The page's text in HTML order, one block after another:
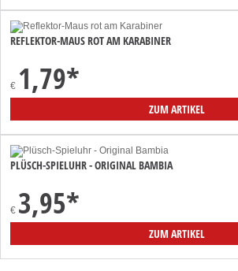
REFLEKTOR-MAUS ROT AM KARABINER
€ 1,79*
ZUM ARTIKEL
PLÜSCH-SPIELUHR - ORIGINAL BAMBIA
€ 3,95*
ZUM ARTIKEL